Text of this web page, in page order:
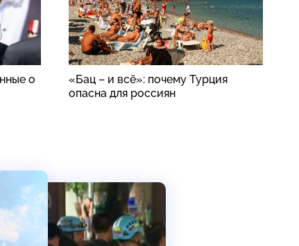
о
«Бац – и всё»: почему Турция
опасна для россиян